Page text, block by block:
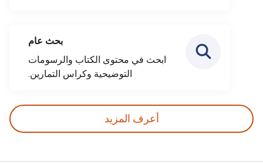
بحث عام
ابحث في محتوى الكتاب والرسومات
التوضيحية وكراس التمارين.
أعرف المزيد